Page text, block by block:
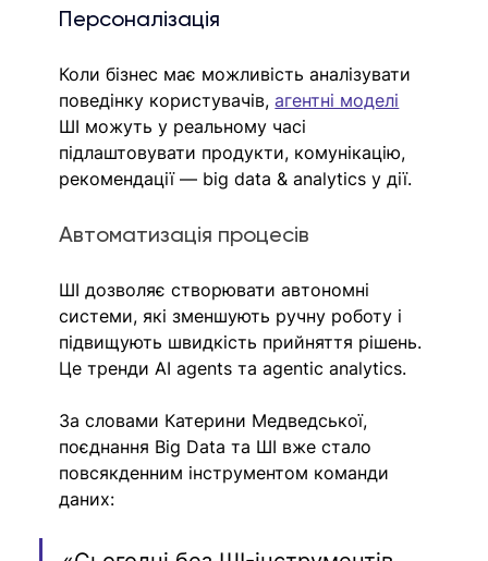
Персоналізація
Коли бізнес має можливість аналізувати
поведінку користувачів, агентні моделі
ШІ можуть у реальному часі
підлаштовувати продукти, комунікацію,
рекомендації — big data & analytics у дії.
Автоматизація процесів
ШІ дозволяє створювати автономні
системи, які зменшують ручну роботу і
підвищують швидкість прийняття рішень.
Це тренди AI agents та agentic analytics.
За словами Катерини Медведської,
поєднання Big Data та ШІ вже стало
повсякденним інструментом команди
даних: